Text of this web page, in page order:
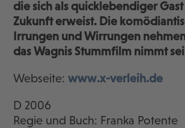
die sich als quicklebendiger
Zukunft erweist. Die
Irrungen und Wirrungen
das Wagnis Stummfilm nimmt
Webseite:www.x-verleih.de
D 2006
Regie und Buch: Franka Potente